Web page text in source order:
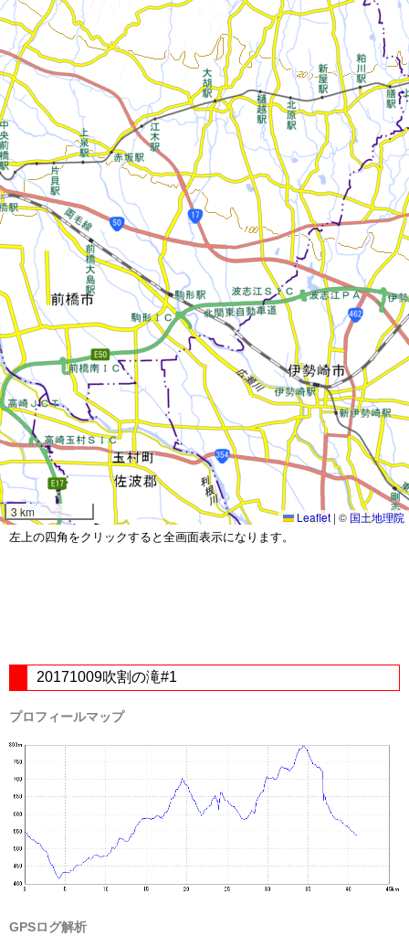
3 km Leaflet | © 国土地理院
左上の四角をクリックすると全画面表示になります。
20171009吹割の滝#1
プロフィールマップ
GPSログ解析